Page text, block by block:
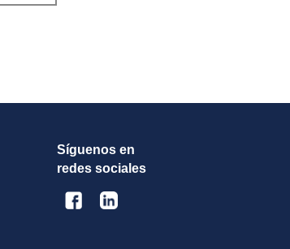
Síguenos en
redes sociales